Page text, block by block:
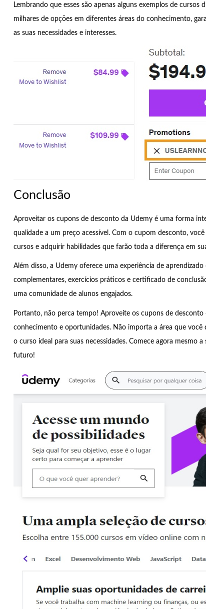
Lembrando que esses são apenas alguns exemplos de
milhares de opções em diferentes áreas do conhecimento,
as suas necessidades e interesses.
Conclusão
Aproveitar os cupons de desconto da Udemy é uma forma
qualidade a um preço acessível. Com o cupom desconto,
cursos e adquirir habilidades que farão toda a diferença em
Além disso, a Udemy oferece uma experiência de
complementares, exercícios práticos e certificado de
uma comunidade de alunos engajados.
Portanto, não perca tempo! Aproveite os cupons de
conhecimento e oportunidades. Não importa a área que você
o curso ideal para suas necessidades. Comece agora mesmo
futuro!